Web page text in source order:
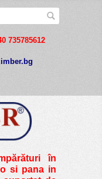
735785612
în
si pana in